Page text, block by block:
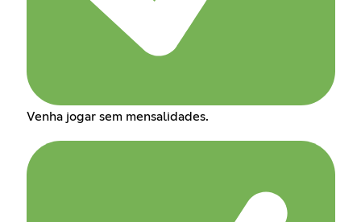
Venha jogar sem mensalidades.